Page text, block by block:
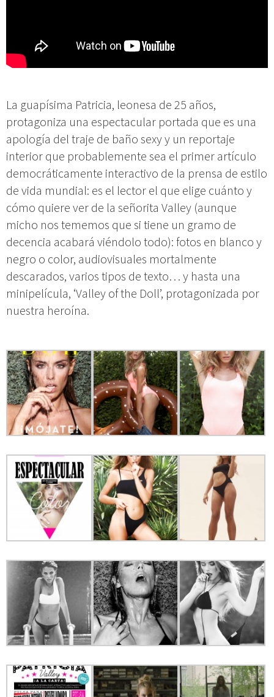
La guapísima Patricia, leonesa de 25 años,
protagoniza una espectacular portada que es una
apología del traje de baño sexy y un reportaje
interior que probablemente sea el primer artículo
democráticamente interactivo de la prensa de estilo
de vida mundial: es el lector el que elige cuánto y
cómo quiere ver de la señorita Valley (aunque
micho nos tememos que si tiene un gramo de
decencia acabará viéndolo todo): fotos en blanco y
negro o color, audiovisuales mortalmente
descarados, varios tipos de texto… y hasta una
minipelícula, ‘Valley of the Doll’, protagonizada por
nuestra heroína.